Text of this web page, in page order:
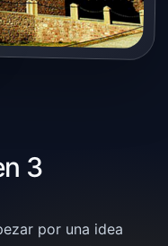
3
por una idea